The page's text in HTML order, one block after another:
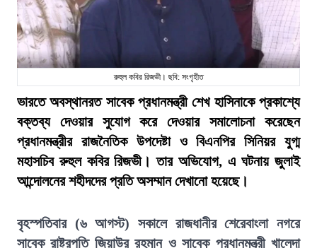
রুহুল কবির রিজভী। ছবি: সংগৃহীত
ভারতে অবস্থানরত সাবেক প্রধানমন্ত্রী শেখ হাসিনাকে প্রকাশ্যে
বক্তব্য দেওয়ার সুযোগ করে দেওয়ার সমালোচনা করেছেন
প্রধানমন্ত্রীর রাজনৈতিক উপদেষ্টা ও বিএনপির সিনিয়র যুগ্ম
মহাসচিব রুহুল কবির রিজভী। তার অভিযোগ, এ ঘটনায় জুলাই
আন্দোলনের শহীদদের প্রতি অসম্মান দেখানো হয়েছে।
বৃহস্পতিবার (৬ আগস্ট) সকালে রাজধানীর শেরেবাংলা নগরে
সাবেক রাষ্ট্রপতি জিয়াউর রহমান ও সাবেক প্রধানমন্ত্রী খালেদা